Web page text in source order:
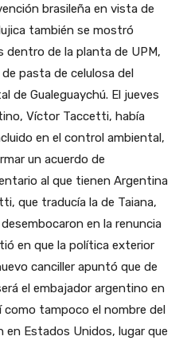
brasileña en vista de
también se mostró
de la planta de UPM,
pasta de celulosa del
de Gualeguaychú. El jueves
Víctor Taccetti, había
en el control ambiental,
un acuerdo de
al que tienen Argentina
que traducía la de Taiana,
en la renuncia
en que la política exterior
canciller apuntó que de
el embajador argentino en
tampoco el nombre del
en Estados Unidos, lugar que